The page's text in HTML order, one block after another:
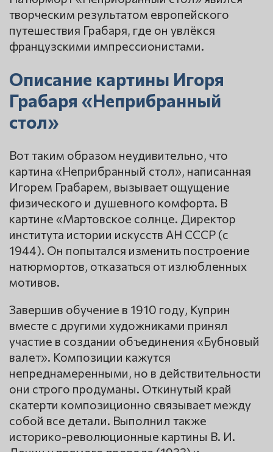
творческим результатом европейского
путешествия Грабаря, где он увлёкся
французскими импрессионистами.
Описание картины Игоря
Грабаря «Неприбранный
стол»
Вот таким образом неудивительно, что
картина «Неприбранный стол», написанная
Игорем Грабарем, вызывает ощущение
физического и душевного комфорта. В
картине «Мартовское солнце. Директор
института истории искусств АН СССР (с
1944). Он попытался изменить построение
натюрмортов, отказаться от излюбленных
мотивов.
Завершив обучение в 1910 году, Куприн
вместе с другими художниками принял
участие в создании объединения «Бубновый
валет». Композиции кажутся
непреднамеренными, но в действительности
они строго продуманы. Откинутый край
скатерти композиционно связывает между
собой все детали. Выполнил также
историко-революционные картины В. И.